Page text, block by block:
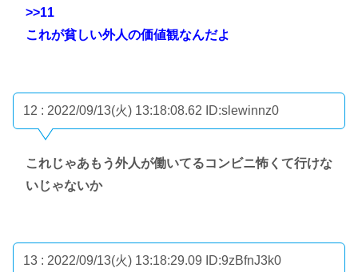
>>11
これが貧しい外人の価値観なんだよ
12 : 2022/09/13(火) 13:18:08.62 ID:slewinnz0
これじゃあもう外人が働いてるコンビニ怖くて行けな
いじゃないか
13 : 2022/09/13(火) 13:18:29.09 ID:9zBfnJ3k0